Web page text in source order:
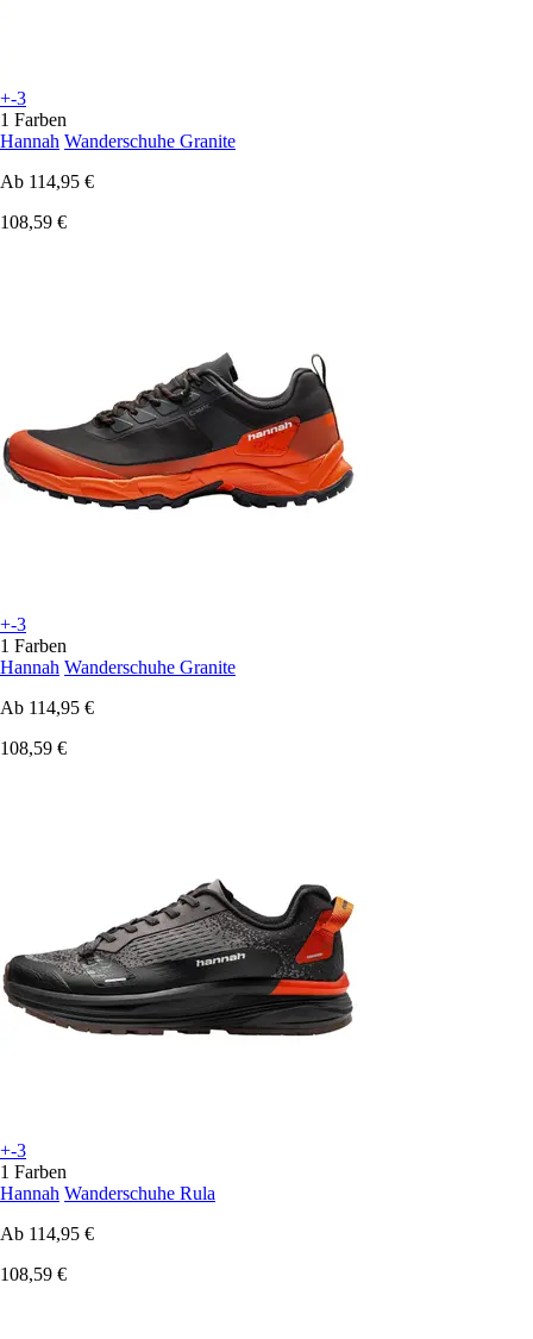
+-3
1 Farben
Hannah Wanderschuhe Granite
Ab 114,95 €
108,59 €
+-3
1 Farben
Hannah Wanderschuhe Granite
Ab 114,95 €
108,59 €
+-3
1 Farben
Hannah Wanderschuhe Rula
Ab 114,95 €
108,59 €